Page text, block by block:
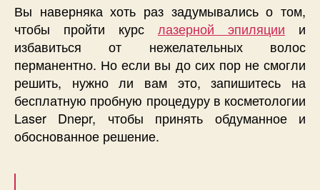
Вы наверняка хоть раз задумывались о том,
чтобы пройти курс лазерной эпиляции и
избавиться от нежелательных волос
перманентно. Но если вы до сих пор не смогли
решить, нужно ли вам это, запишитесь на
бесплатную пробную процедуру в косметологии
Laser Dnepr, чтобы принять обдуманное и
обоснованное решение.